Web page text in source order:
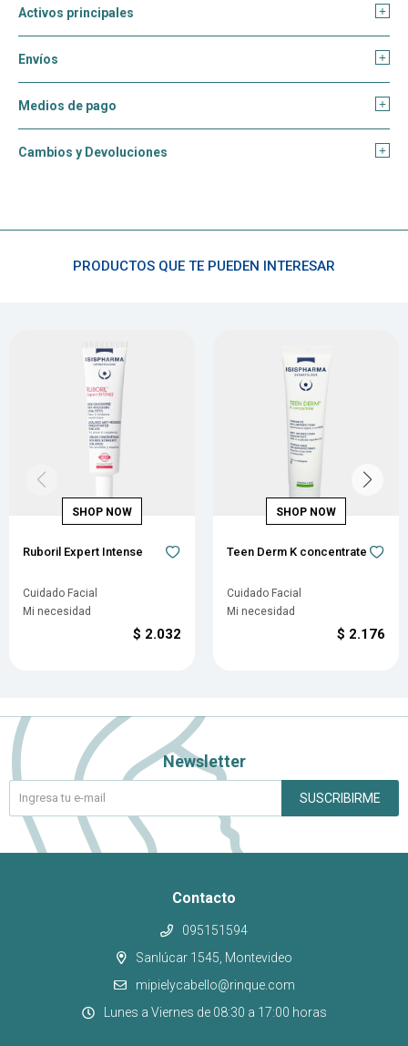
Activos principales
Envíos
Medios de pago
Cambios y Devoluciones
PRODUCTOS QUE TE PUEDEN INTERESAR
Ruboril Expert Intense
Cuidado Facial
Mi necesidad
$ 2.032
Teen Derm K concentrate
Cuidado Facial
Mi necesidad
$ 2.176
Contacto
095151594
Sanlúcar 1545, Montevideo
mipielycabello@rinque.com
Lunes a Viernes de 08:30 a 17:00 horas
Newsletter
SUSCRIBIRME